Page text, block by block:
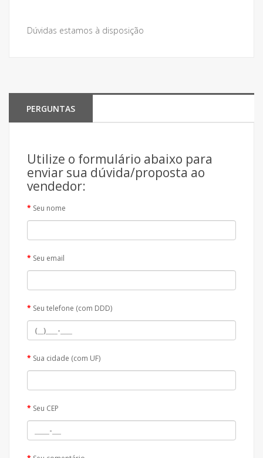
Dúvidas estamos à disposição
PERGUNTAS
Utilize o formulário abaixo para
enviar sua dúvida/proposta ao
vendedor:
Seu nome
Seu email
Seu telefone (com DDD)
Sua cidade (com UF)
Seu CEP